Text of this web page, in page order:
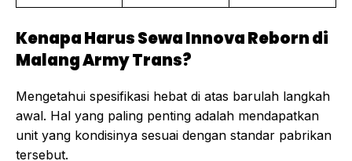
Kenapa Harus Sewa Innova Reborn di
Malang Army Trans?
Mengetahui spesifikasi hebat di atas barulah langkah
awal. Hal yang paling penting adalah mendapatkan
unit yang kondisinya sesuai dengan standar pabrikan
tersebut.